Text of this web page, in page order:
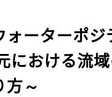
ォーターポ
における流
方～